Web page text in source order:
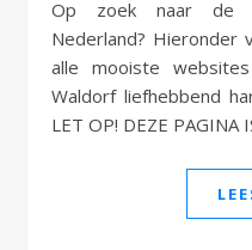
Op zoek naar de fijnste onlinewinkels van
Nederland? Hieronder
alle mooiste
Waldorf liefhebbend
LET OP! DEZE PAGINA